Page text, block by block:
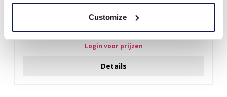
Customize
Black
Login voor prijzen
Details